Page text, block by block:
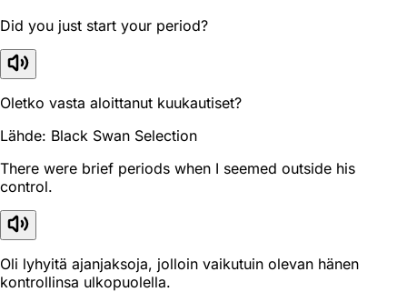
Did you just start your period?
Oletko vasta aloittanut kuukautiset?
Lähde: Black Swan Selection
There were brief periods when I seemed outside his
control.
Oli lyhyitä ajanjaksoja, jolloin vaikutuin olevan hänen
kontrollinsa ulkopuolella.